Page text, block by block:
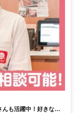
も活躍中！好きな時